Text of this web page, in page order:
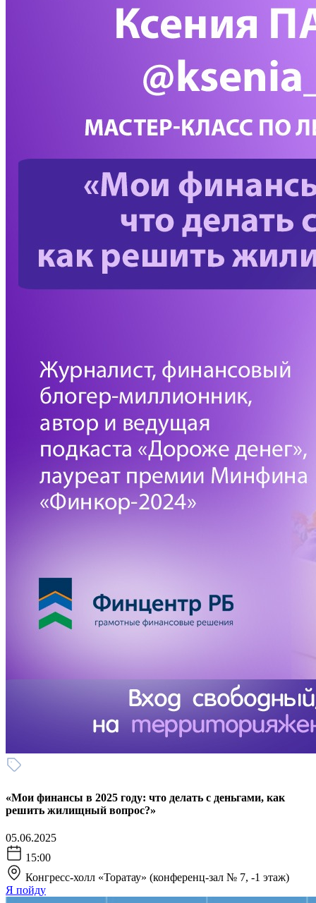
«Мои финансы в 2025 году: что делать с деньгами, как
решить жилищный вопрос?»
05.06.2025
15:00
Конгресс-холл «Торатау» (конференц-зал № 7, -1 этаж)
Я пойду